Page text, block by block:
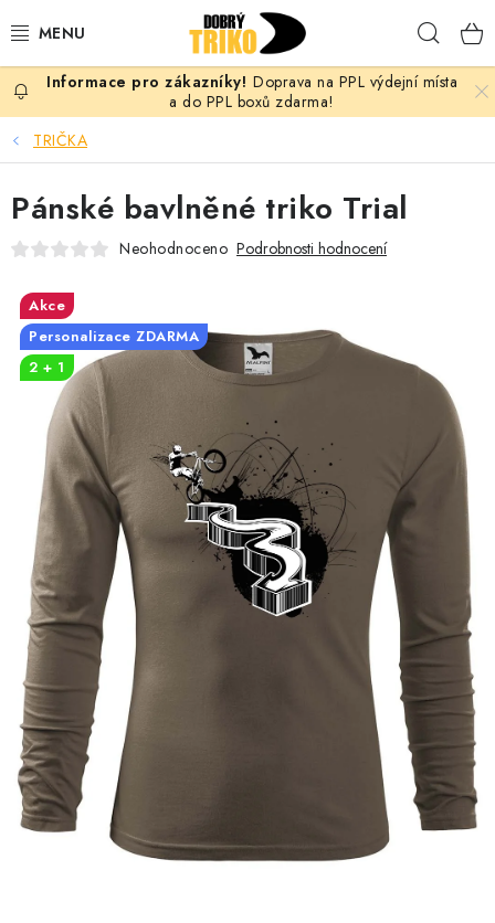
na
PRO ŽENY
PRO MUŽE
PRO DĚTI
PRO PÁRY
VLASTNÍ MOTIV
TRIČKA
MIKINY
OKAMŽITĚ K ODBĚRU
B2B
MÁM SRDCE POMÁHÁM
VÁNOCE
PROVIZNÍ SYSTÉM
Časté otázky
Doprava a platba
Doprava na PPL výdejní místa
a do PPL boxů zdarma!
TRIČKA
Pánské bavlněné triko Trial
Neohodnoceno Podrobnosti hodnocení
Akce
Personalizace ZDARMA
2 + 1